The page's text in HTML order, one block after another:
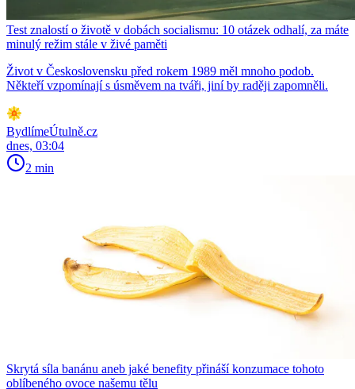
Test znalostí o životě v dobách socialismu: 10 otázek odhalí, za máte
minulý režim stále v živé paměti
Život v Československu před rokem 1989 měl mnoho podob.
Někteří vzpomínají s úsměvem na tváři, jiní by raději zapomněli.
BydlímeÚtulně.cz
dnes, 03:04
2 min
Skrytá síla banánu aneb jaké benefity přináší konzumace tohoto
oblíbeného ovoce našemu tělu